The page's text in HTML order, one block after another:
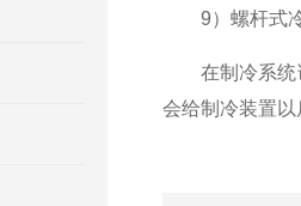
9）螺杆式冷
在制冷系统调
会给制冷装置